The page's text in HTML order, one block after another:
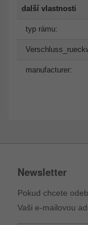
další vlastnosti
typ rámu:
manufacturer:
Newsletter
Pokud chcete
Vaši e-mailovou